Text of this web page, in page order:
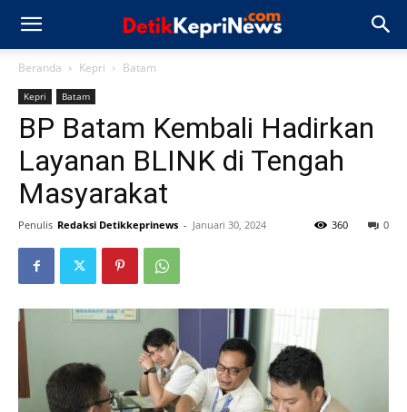
Beranda Kepri Batam
Kepri Batam
BP Batam Kembali Hadirkan
Layanan BLINK di Tengah
Masyarakat
Penulis Redaksi Detikkeprinews - Januari 30, 2024 0
360